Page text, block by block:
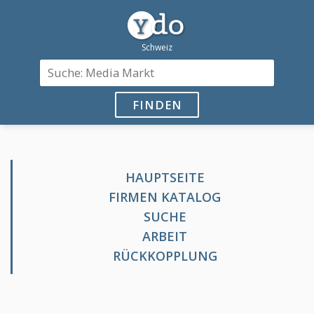
FINDEN
HAUPTSEITE
FIRMEN KATALOG
SUCHE
ARBEIT
RÜCKKOPPLUNG